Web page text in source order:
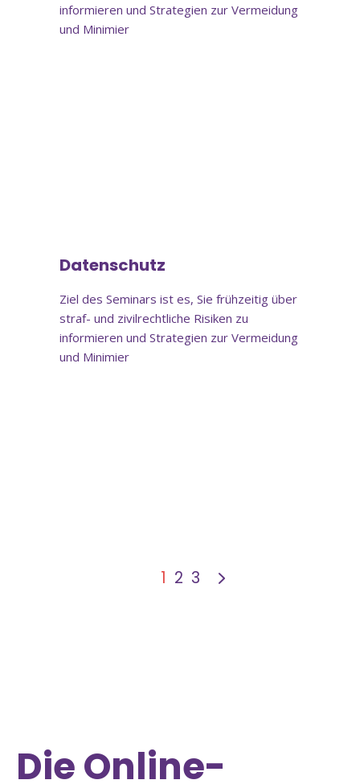
informieren und Strategien zur Vermeidung
und Minimier
Datenschutz
Ziel des Seminars ist es, Sie frühzeitig über
straf- und zivilrechtliche Risiken zu
informieren und Strategien zur Vermeidung
und Minimier
1 2 3
Die Online-